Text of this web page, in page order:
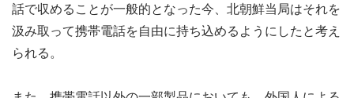
話で収めることが一般的となった今、北朝鮮当局はそれを
汲み取って携帯電話を自由に持ち込めるようにしたと考え
られる。